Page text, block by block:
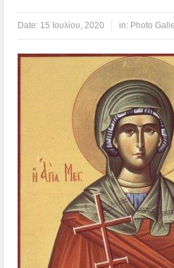
Date: 15 Ιουλίου, 2020 in: Photo